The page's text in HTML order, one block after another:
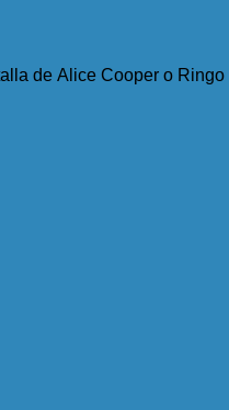
de Alice Cooper o Ringo